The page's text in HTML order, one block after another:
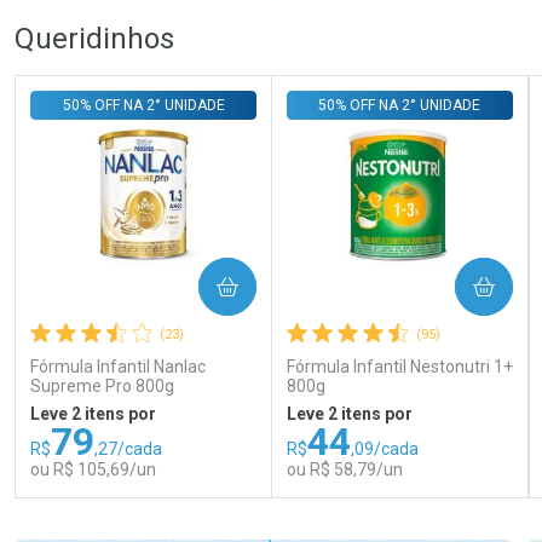
Queridinhos
(23)
Fórmula Infantil Nanlac
Supreme Pro 800g
50% OFF NA 2° UNIDADE
Leve 2 itens por
R$79,27/cada
ou R$ 105,69/un
COMPRAR
(95)
Fórmula Infantil Nestonutri 1+
800g
50% OFF NA 2° UNIDADE
Leve 2 itens por
R$44,09/cada
ou R$ 58,79/un
COMPRAR